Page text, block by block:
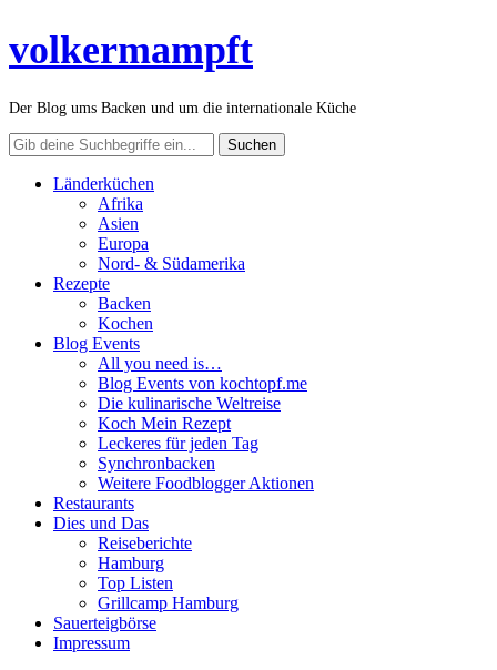
volkermampft
Der Blog ums Backen und um die internationale Küche
Länderküchen
Afrika
Asien
Europa
Nord- & Südamerika
Rezepte
Backen
Kochen
Blog Events
All you need is…
Blog Events von kochtopf.me
Die kulinarische Weltreise
Koch Mein Rezept
Leckeres für jeden Tag
Synchronbacken
Weitere Foodblogger Aktionen
Restaurants
Dies und Das
Reiseberichte
Hamburg
Top Listen
Grillcamp Hamburg
Sauerteigbörse
Impressum